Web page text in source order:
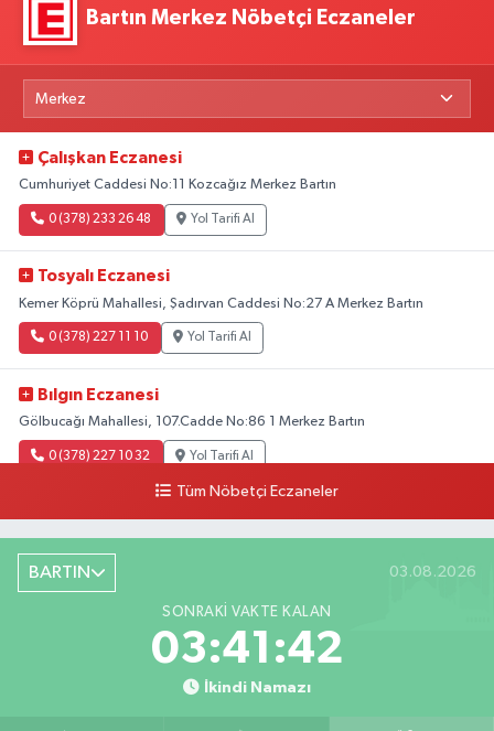
Bartın Merkez Nöbetçi Eczaneler
Çalışkan Eczanesi
Cumhuriyet Caddesi No:11 Kozcağız Merkez Bartın
0 (378) 233 26 48 Yol Tarifi Al
Tosyalı Eczanesi
Kemer Köprü Mahallesi, Şadırvan Caddesi No:27 A Merkez Bartın
0 (378) 227 11 10 Yol Tarifi Al
Bılgın Eczanesi
Gölbucağı Mahallesi, 107.Cadde No:86 1 Merkez Bartın
0 (378) 227 10 32 Yol Tarifi Al
Tüm Nöbetçi Eczaneler
BARTIN 03.08.2026
SONRAKI VAKTE KALAN
03:41:41
İkindi Namazı